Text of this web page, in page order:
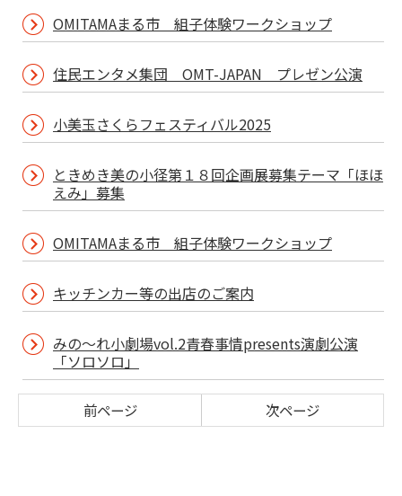
OMITAMAまる市 組子体験ワークショップ
住民エンタメ集団 OMT-JAPAN プレゼン公演
小美玉さくらフェスティバル2025
ときめき美の小径第１８回企画展募集テーマ「ほほ
えみ」募集
OMITAMAまる市 組子体験ワークショップ
キッチンカー等の出店のご案内
みの～れ小劇場vol.2青春事情presents演劇公演
「ソロソロ」
前ページ 次ページ